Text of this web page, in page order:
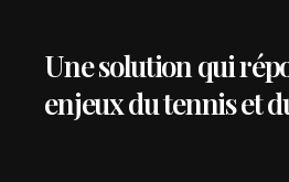
Une solution qui
enjeux du tennis et